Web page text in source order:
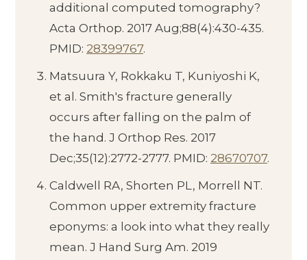
additional computed tomography?
Acta Orthop. 2017 Aug;88(4):430-435.
PMID: 28399767.
Matsuura Y, Rokkaku T, Kuniyoshi K,
et al. Smith's fracture generally
occurs after falling on the palm of
the hand. J Orthop Res. 2017
Dec;35(12):2772-2777. PMID: 28670707.
Caldwell RA, Shorten PL, Morrell NT.
Common upper extremity fracture
eponyms: a look into what they really
mean. J Hand Surg Am. 2019